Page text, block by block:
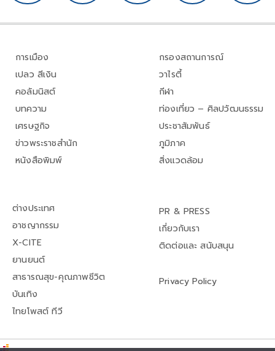
การเมือง
เปลว สีเงิน
คอลัมนิสต์
บทความ
เศรษฐกิจ
ข่าวพระราชสำนัก
หนังสือพิมพ์
กรองสถานการณ์
วาไรตี้
กีฬา
ท่องเที่ยว – ศิลปวัฒนธรรม
ประชาสัมพันธ์
ภูมิภาค
สิ่งแวดล้อม
ต่างประเทศ
อาชญากรรม
X-CITE
ยานยนต์
สาธารณสุข-คุณภาพชีวิต
บันเทิง
ไทยโพสต์ ทีวี
PR & PRESS
เกี่ยวกับเรา
ติดต่อและ สนับสนุน
Privacy Policy